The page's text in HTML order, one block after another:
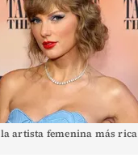
artista femenina más rica